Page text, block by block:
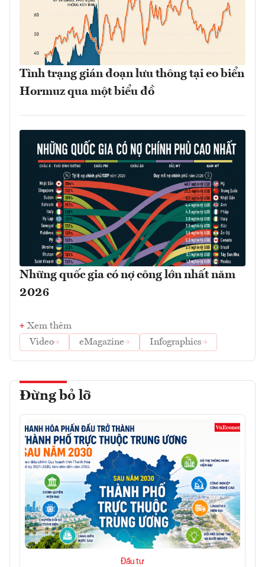
Tình trạng gián đoạn lưu thông tại eo biển
Hormuz qua một biểu đồ
Những quốc gia có nợ công lớn nhất năm
2026
Xem thêm
Video
eMagazine Infographics
Đừng bỏ lỡ
Đầu tư